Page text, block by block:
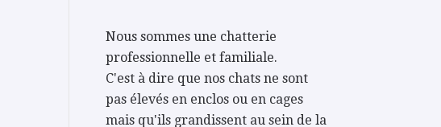
Nous sommes une chatterie
professionnelle et familiale.
C'est à dire que nos chats ne sont
pas élevés en enclos ou en cages
mais qu'ils grandissent au sein de la